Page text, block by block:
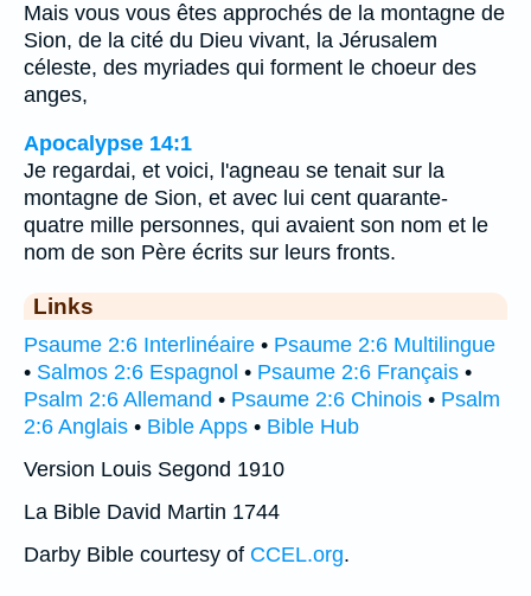
Mais vous vous êtes approchés de la montagne de
Sion, de la cité du Dieu vivant, la Jérusalem
céleste, des myriades qui forment le choeur des
anges,
Apocalypse 14:1
Je regardai, et voici, l'agneau se tenait sur la
montagne de Sion, et avec lui cent quarante-
quatre mille personnes, qui avaient son nom et le
nom de son Père écrits sur leurs fronts.
Links
Psaume 2:6 Interlinéaire • Psaume 2:6 Multilingue
• Salmos 2:6 Espagnol • Psaume 2:6 Français •
Psalm 2:6 Allemand • Psaume 2:6 Chinois • Psalm
2:6 Anglais • Bible Apps • Bible Hub
Version Louis Segond 1910
La Bible David Martin 1744
Darby Bible courtesy of CCEL.org.